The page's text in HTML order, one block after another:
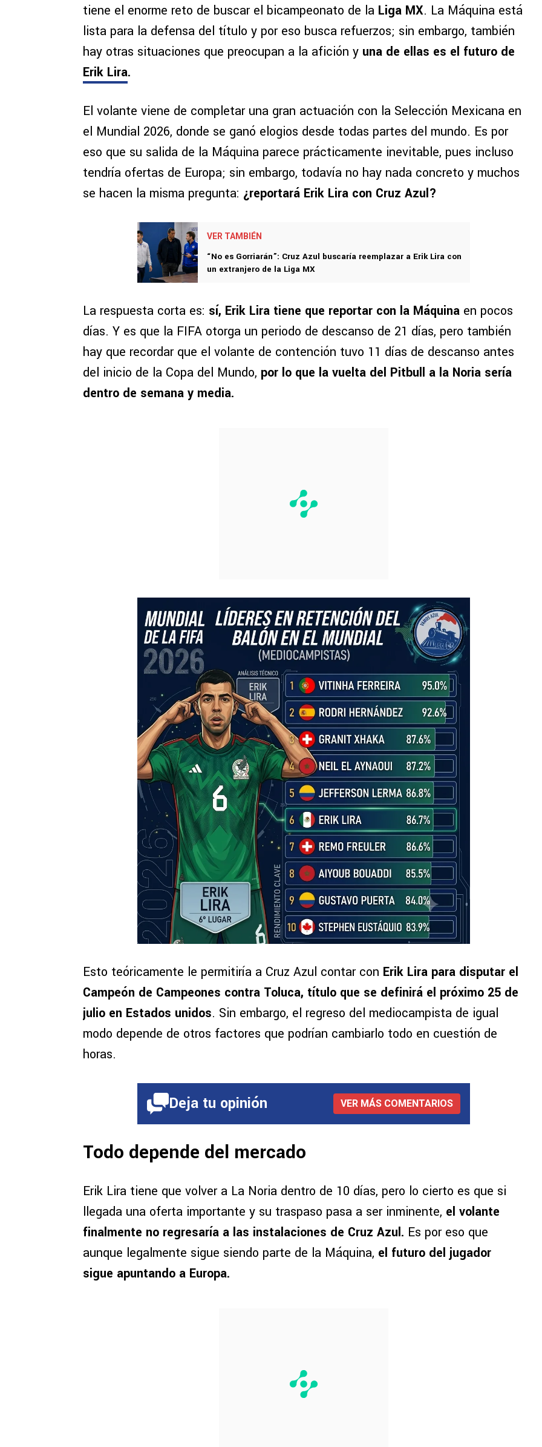
tiene el enorme reto de buscar el bicampeonato de la Liga MX. La Máquina está
lista para la defensa del título y por eso busca refuerzos; sin embargo, también
hay otras situaciones que preocupan a la afición y una de ellas es el futuro de
Erik Lira.
El volante viene de completar una gran actuación con la Selección Mexicana en
el Mundial 2026, donde se ganó elogios desde todas partes del mundo. Es por
eso que su salida de la Máquina parece prácticamente inevitable, pues incluso
tendría ofertas de Europa; sin embargo, todavía no hay nada concreto y muchos
se hacen la misma pregunta: ¿reportará Erik Lira con Cruz Azul?
VER TAMBIÉN
“No es Gorriarán”: Cruz Azul buscaría reemplazar a Erik Lira con
un extranjero de la Liga MX
La respuesta corta es: sí, Erik Lira tiene que reportar con la Máquina en pocos
días. Y es que la FIFA otorga un periodo de descanso de 21 días, pero también
hay que recordar que el volante de contención tuvo 11 días de descanso antes
del inicio de la Copa del Mundo, por lo que la vuelta del Pitbull a la Noria sería
dentro de semana y media.
Esto teóricamente le permitiría a Cruz Azul contar con Erik Lira para disputar el
Campeón de Campeones contra Toluca, título que se definirá el próximo 25 de
julio en Estados unidos. Sin embargo, el regreso del mediocampista de igual
modo depende de otros factores que podrían cambiarlo todo en cuestión de
horas.
Deja tu opinión VER MÁS COMENTARIOS
Todo depende del mercado
Erik Lira tiene que volver a La Noria dentro de 10 días, pero lo cierto es que si
llegada una oferta importante y su traspaso pasa a ser inminente, el volante
finalmente no regresaría a las instalaciones de Cruz Azul. Es por eso que
aunque legalmente sigue siendo parte de la Máquina, el futuro del jugador
sigue apuntando a Europa.